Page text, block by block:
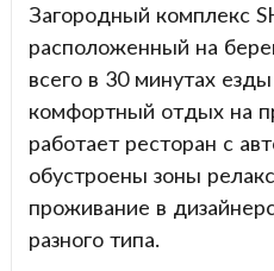
Загородный комплекс
расположенный на
всего в 30 минутах
комфортный отдых на
работает ресторан с
обустроены зоны
проживание в
разного типа.